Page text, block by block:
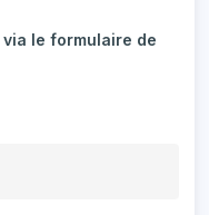
via le formulaire de